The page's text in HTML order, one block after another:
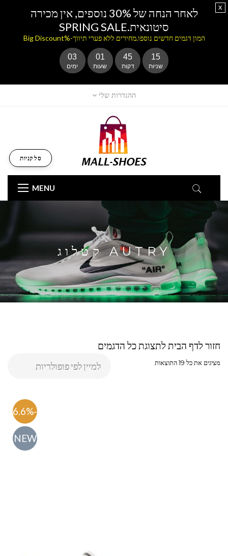
ההגדרות שלי
MENU
סל קניות
AUTRY קטלוג
חזור לדף הבית לתצוגת כל הדגמים
מציגים את כל ⁦19⁩ התוצאות
-56.6%
NEW
לאחר הנחה של 30% נוספים, אין מכירה
סיטונאית.SPRING SALE
המון דגמים חדשים נוספו.מחירים ללא פערי תיווך-%Big Discount
03
ימים
01
שעות
45
דקות
13
שניות
x